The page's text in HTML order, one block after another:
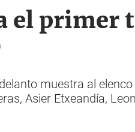
el primer
muestra al
Asier Etxeandía,